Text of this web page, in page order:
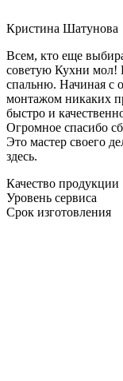
Кристина Шатунова
Всем, кто еще
советую Кухни мол!
спальню. Начиная с
монтажом никаких
быстро и
Огромное спасибо
Это мастер своего
здесь.
Качество продукции
Уровень сервиса
Срок изготовления